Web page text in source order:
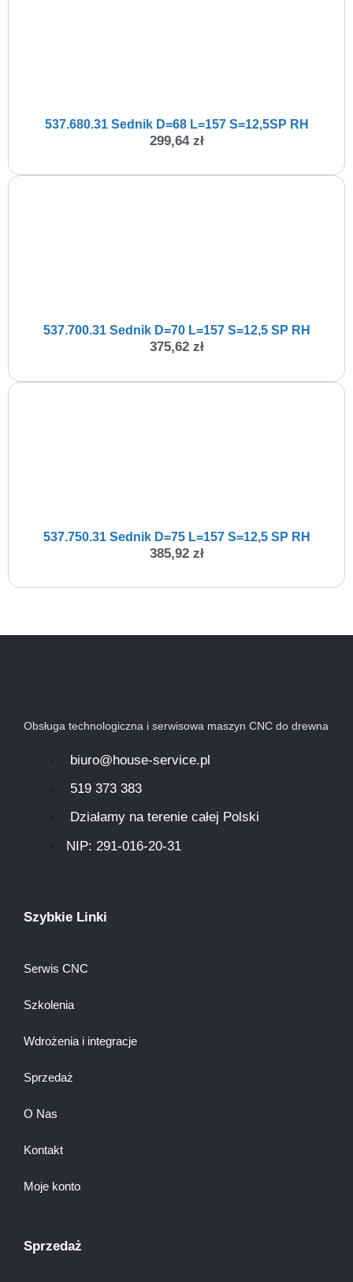
537.680.31 Sednik D=68 L=157 S=12,5SP RH
299,64 zł
537.700.31 Sednik D=70 L=157 S=12,5 SP RH
375,62 zł
537.750.31 Sednik D=75 L=157 S=12,5 SP RH
385,92 zł
Obsługa technologiczna i serwisowa maszyn CNC do drewna
biuro@house-service.pl
519 373 383
Działamy na terenie całej Polski
NIP: 291-016-20-31​
Szybkie Linki
Serwis CNC
Szkolenia
Wdrożenia i integracje
Sprzedaż
O Nas
Kontakt
Moje konto
Sprzedaż